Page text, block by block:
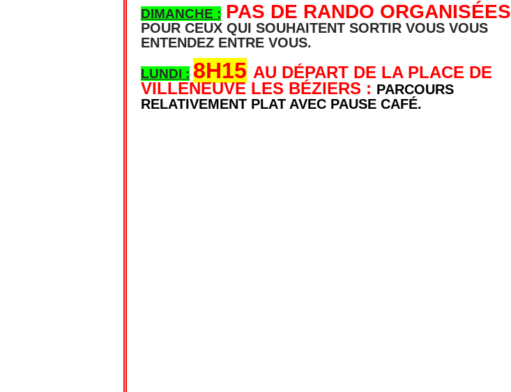
DIMANCHE : PAS DE RANDO ORGANISÉES
POUR CEUX QUI SOUHAITENT SORTIR VOUS VOUS
ENTENDEZ ENTRE VOUS.
LUNDI : 8H15 AU DÉPART DE LA PLACE DE
VILLENEUVE LES BÉZIERS : PARCOURS
RELATIVEMENT PLAT AVEC PAUSE CAFÉ.